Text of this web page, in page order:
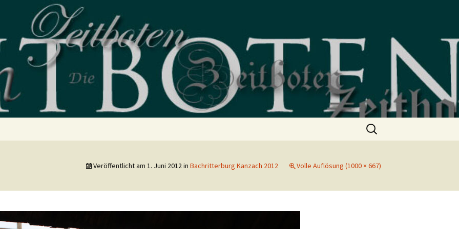
Suchen
nach:
Veröffentlicht am 1. Juni 2012in Bachritterburg Kanzach 2012 Volle Auflösung (1000 × 667)